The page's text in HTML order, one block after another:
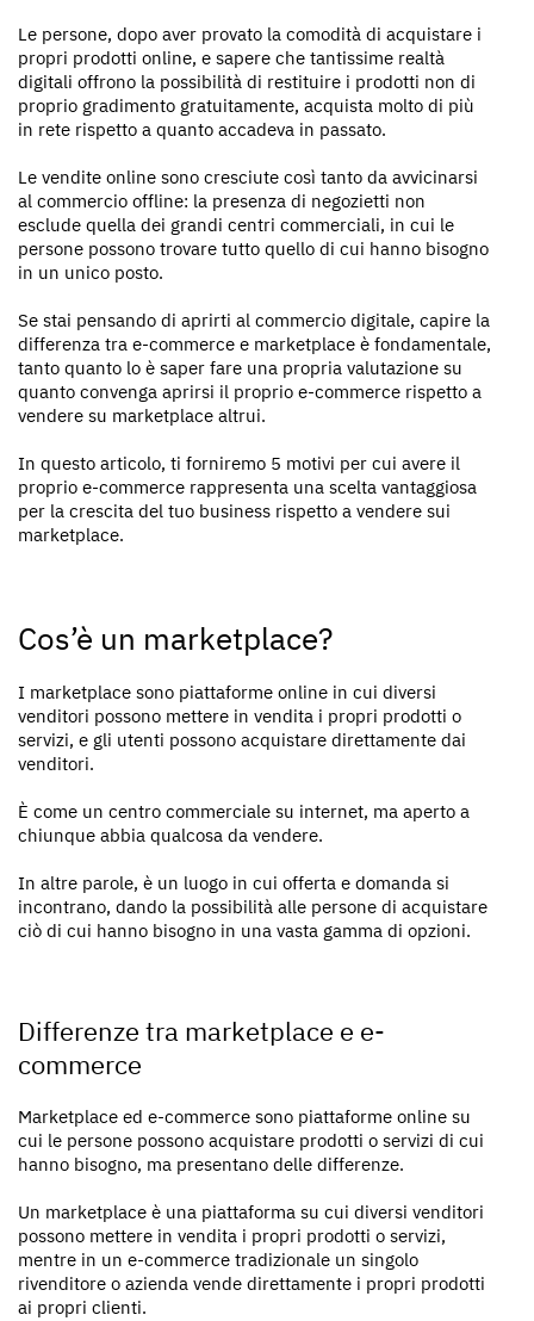
Le persone, dopo aver provato la comodità di acquistare i
propri prodotti online, e sapere che tantissime realtà
digitali offrono la possibilità di restituire i prodotti non di
proprio gradimento gratuitamente, acquista molto di più
in rete rispetto a quanto accadeva in passato.
Le vendite online sono cresciute così tanto da avvicinarsi
al commercio offline: la presenza di negozietti non
esclude quella dei grandi centri commerciali, in cui le
persone possono trovare tutto quello di cui hanno bisogno
in un unico posto.
Se stai pensando di aprirti al commercio digitale, capire la
differenza tra e-commerce e marketplace è fondamentale,
tanto quanto lo è saper fare una propria valutazione su
quanto convenga aprirsi il proprio e-commerce rispetto a
vendere su marketplace altrui.
In questo articolo, ti forniremo 5 motivi per cui avere il
proprio e-commerce rappresenta una scelta vantaggiosa
per la crescita del tuo business rispetto a vendere sui
marketplace.
Cos’è un marketplace?
I marketplace sono piattaforme online in cui diversi
venditori possono mettere in vendita i propri prodotti o
servizi, e gli utenti possono acquistare direttamente dai
venditori.
È come un centro commerciale su internet, ma aperto a
chiunque abbia qualcosa da vendere.
In altre parole, è un luogo in cui offerta e domanda si
incontrano, dando la possibilità alle persone di acquistare
ciò di cui hanno bisogno in una vasta gamma di opzioni.
Differenze tra marketplace e e-
commerce
Marketplace ed e-commerce sono piattaforme online su
cui le persone possono acquistare prodotti o servizi di cui
hanno bisogno, ma presentano delle differenze.
Un marketplace è una piattaforma su cui diversi venditori
possono mettere in vendita i propri prodotti o servizi,
mentre in un e-commerce tradizionale un singolo
rivenditore o azienda vende direttamente i propri prodotti
ai propri clienti.